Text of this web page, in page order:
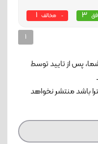
3 مخالف 1
1
پس از تایید توسط
باشد منتشر نخواهد